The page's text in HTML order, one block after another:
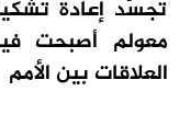
تُجسّد إعادة
معولم أصبحت
العلاقات بين الأمم